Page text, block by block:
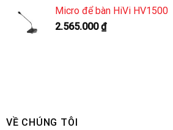
Micro để bàn HiVi HV1500
2.565.000₫
VỀ CHÚNG TÔI